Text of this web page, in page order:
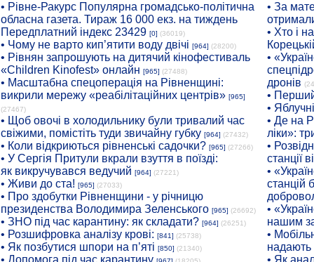
• Рiвне-Ракурс Популярна громадсько-політична
обласна газета. Тираж 16 000 екз. на тиждень
Передплатний індекс 23429 [0] (36019)
• Чому не варто кип’ятити воду двічі [964] (28200)
• Рівнян запрошують на дитячий кінофестиваль
«Children Kinofest» онлайн [965] (27488)
• Масштабна спецоперація на Рівненщині:
викрили мережу «реабілітаційних центрів» [965]
(27467)
• Щоб овочі в холодильнику були тривалий час
свіжими, помістіть туди звичайну губку [964] (27432)
• Коли відкриються рівненські садочки? [965] (27266)
• У Сергія Притули вкрали взуття в поїзді:
як викручувався ведучий [964] (27221)
• Живи до ста! [965] (27033)
• Про здобутки Рівненщини - у річницю
президенства Володимира Зеленського [965] (26692)
• ЗНО під час карантину: як складати? [964] (26251)
• Розшифровка аналізу крові: [841] (25738)
• Як позбутися шпори на п’яті [850] (21340)
• За
• Хто і
•
дронів
•
•
• Де на
ліки»:
•
станції
•
станцій
•
нашим
•